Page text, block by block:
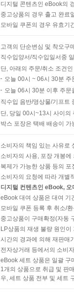
디지털 콘텐츠인 eBook의
중고상품의 경우 출고 완료
모바일 쿠폰의 경우 유효기
고객의 단순변심 및 착오구
직수입양서/직수입일서중
단, 아래의 주문/취소 조건
오늘 00시 ~ 06시 30분
오늘 06시 30분 이후 주
직수입 음반/영상물/기프트
단, 당일 00시~13시 사이의
박스 포장은 택배 배송이
소비자의 책임 있는 사유로
소비자의 사용, 포장 개봉
복제가 가능한 상품 등의
소비자의 요청에 따라 개별
디지털 컨텐츠인 eBook,
eBook 대여 상품은 대여 기
모바일 쿠폰 등록 후 취소/
중고상품이 구매확정(자동
LP상품의 재생 불량 원인
시간의 경과에 의해 재판매
전자상거래 등에서의 소비
eBook 세트 상품은 일괄 구
1개의 상품으로 취급 및 판
우, 세트 상품 전부 및 세트